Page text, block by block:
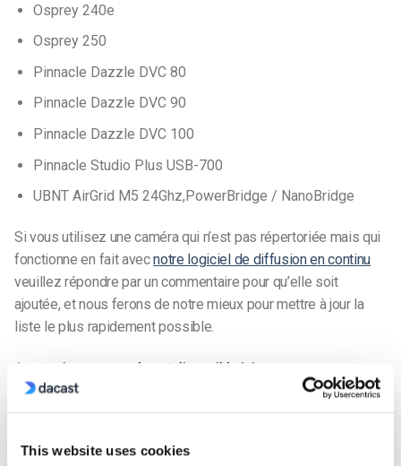
This website uses cookies
Osprey 240e
Osprey 250
Pinnacle Dazzle DVC 80
Pinnacle Dazzle DVC 90
Pinnacle Dazzle DVC 100
Pinnacle Studio Plus USB-700
UBNT AirGrid M5 24Ghz,PowerBridge / NanoBridge
Si vous utilisez une caméra qui n’est pas répertoriée mais qui
fonctionne en fait avecnotre logiciel de diffusion en continu
veuillez répondre par un commentaire pour qu’elle soit
ajoutée, et nous ferons de notre mieux pour mettre à jour la
liste le plus rapidement possible.
La version espagnole est disponible ici.
Vous n’êtes pas encore utilisateur de Dacast et vous
Inscrivez-vous dès aujourd’hui pour commencer.